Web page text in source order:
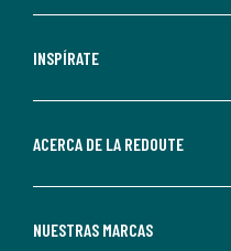
INSPÍRATE
ACERCA DE LA REDOUTE
NUESTRAS MARCAS